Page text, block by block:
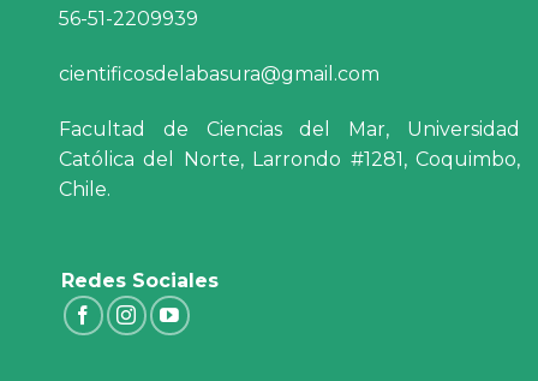
56-51-2209939
cientificosdelabasura@gmail.com
Facultad de Ciencias del Mar, Universidad
Católica del Norte, Larrondo #1281, Coquimbo,
Chile.
Redes Sociales